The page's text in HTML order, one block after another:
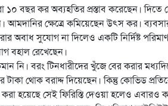
বছর কর অব্যহতির প্রস্তাব করেছেন। দিতে
আমদানির ক্ষেত্রে কমিয়েছেন উৎস কর।
অবাধ সুযোগ না দিলেও একটি নির্দিষ্ট পরিমাণ
বহাল রেখেছেন।
নি। বরং টিনধারীদের খুঁজে বের করার
থোক বরাদ্দ দিয়েছেন। কিন্তু কোভিড
হয়েছে সেই ফিরিস্তি দেওয়া হলেও এবারও